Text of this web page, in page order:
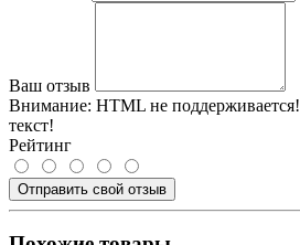
Ваш отзыв
Внимание: HTML не
текст!
Рейтинг
Отправить свой отзыв